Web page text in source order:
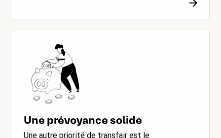
Une prévoyance solide
Une autre priorité de transfair est le